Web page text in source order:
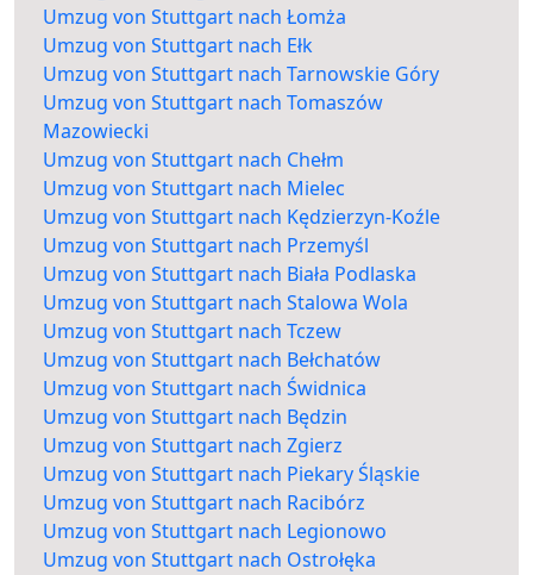
Umzug von Stuttgart nach Łomża
Umzug von Stuttgart nach Ełk
Umzug von Stuttgart nach Tarnowskie Góry
Umzug von Stuttgart nach Tomaszów
Mazowiecki
Umzug von Stuttgart nach Chełm
Umzug von Stuttgart nach Mielec
Umzug von Stuttgart nach Kędzierzyn-Koźle
Umzug von Stuttgart nach Przemyśl
Umzug von Stuttgart nach Biała Podlaska
Umzug von Stuttgart nach Stalowa Wola
Umzug von Stuttgart nach Tczew
Umzug von Stuttgart nach Bełchatów
Umzug von Stuttgart nach Świdnica
Umzug von Stuttgart nach Będzin
Umzug von Stuttgart nach Zgierz
Umzug von Stuttgart nach Piekary Śląskie
Umzug von Stuttgart nach Racibórz
Umzug von Stuttgart nach Legionowo
Umzug von Stuttgart nach Ostrołęka